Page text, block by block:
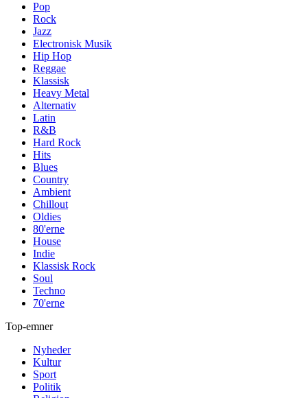
Pop
Rock
Jazz
Electronisk Musik
Hip Hop
Reggae
Klassisk
Heavy Metal
Alternativ
Latin
R&B
Hard Rock
Hits
Blues
Country
Ambient
Chillout
Oldies
80'erne
House
Indie
Klassisk Rock
Soul
Techno
70'erne
Top-emner
Nyheder
Kultur
Sport
Politik